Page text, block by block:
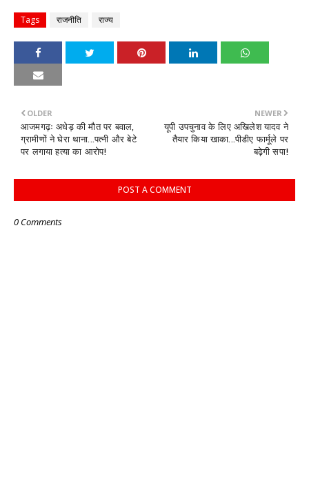
Tags राजनीति राज्य
NEWER
यूपी उपचुनाव के लिए अखिलेश यादव ने
तैयार किया खाका...पीडीए फार्मूले पर
बढ़ेगी सपा!
OLDER
आजमगढ़ः अधेड़ की मौत पर बवाल,
ग्रामीणों ने घेरा थाना...पत्नी और बेटे
पर लगाया हत्या का आरोप!
POST A COMMENT
0 Comments